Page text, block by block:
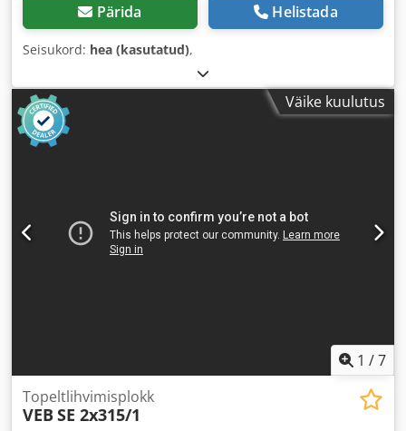
Pärida Helistada
Seisukord: hea (kasutatud),
Väike kuulutus
1 /7
Topeltlihvimisplokk
VEB SE 2x315/1